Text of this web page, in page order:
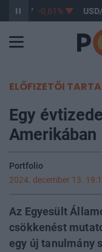
363,17 -0,61%
ELŐFIZETŐI
Egy
Amerikában
Portfolio
2024. december 13.
Az Egyesült
csökkenést
egy új tanulmány